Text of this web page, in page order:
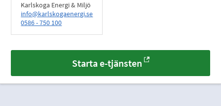
Karlskoga Energi & Miljö
info@karlskogaenergi.se
0586 - 750 100
Starta e-tjänsten